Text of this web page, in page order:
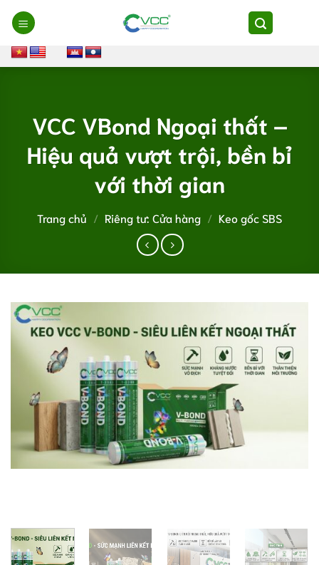
Chuyển
đến
nội
dung
VCC VBond Ngoại thất –
Hiệu quả vượt trội, bền bỉ
với thời gian
Trang chủ / Riêng tư: Cửa hàng / Keo gốc SBS